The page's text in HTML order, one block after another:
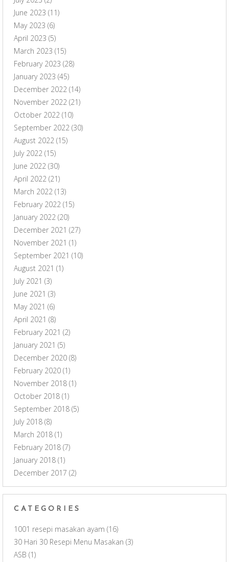
June 2023 (11)
May 2023 (6)
April 2023 (5)
March 2023 (15)
February 2023 (28)
January 2023 (45)
December 2022 (14)
November 2022 (21)
October 2022 (10)
September 2022 (30)
August 2022 (15)
July 2022 (15)
June 2022 (30)
April 2022 (21)
March 2022 (13)
February 2022 (15)
January 2022 (20)
December 2021 (27)
November 2021 (1)
September 2021 (10)
August 2021 (1)
July 2021 (3)
June 2021 (3)
May 2021 (6)
April 2021 (8)
February 2021 (2)
January 2021 (5)
December 2020 (8)
February 2020 (1)
November 2018 (1)
October 2018 (1)
September 2018 (5)
July 2018 (8)
March 2018 (1)
February 2018 (7)
January 2018 (1)
December 2017 (2)
CATEGORIES
1001 resepi masakan ayam (16)
30 Hari 30 Resepi Menu Masakan (3)
ASB (1)